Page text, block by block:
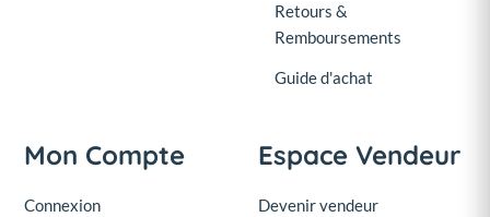
Retours &
Remboursements
Guide d'achat
Mon Compte
Connexion
Espace Vendeur
Devenir vendeur